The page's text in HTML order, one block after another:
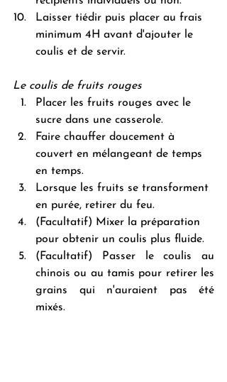
Laisser tiédir puis placer au frais
minimum 4H avant d'ajouter le
coulis et de servir.
Le coulis de fruits rouges
Placer les fruits rouges avec le
sucre dans une casserole.
Faire chauffer doucement à
couvert en mélangeant de temps
en temps.
Lorsque les fruits se transforment
en purée, retirer du feu.
(Facultatif) Mixer la préparation
pour obtenir un coulis plus fluide.
(Facultatif) Passer le coulis au
chinois ou au tamis pour retirer les
grains qui n'auraient pas été
mixés.